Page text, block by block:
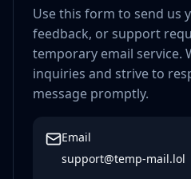
Use this form to send us
feedback, or support
temporary email service.
inquiries and strive to
message promptly.
Email
support@temp-mail.lol